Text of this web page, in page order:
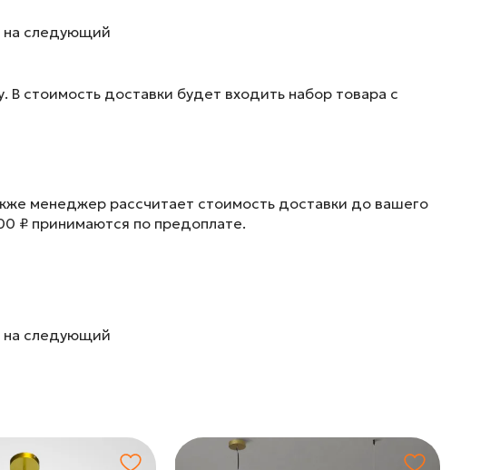
на следующий
стоимость доставки будет входить набор товара с
менеджер рассчитает стоимость доставки до вашего
₽ принимаются по предоплате.
на следующий